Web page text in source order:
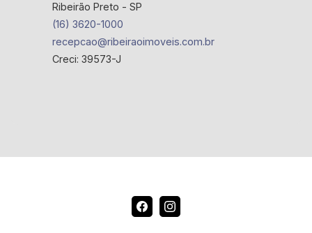
Ribeirão Preto - SP
(16) 3620-1000
recepcao@ribeiraoimoveis.com.br
Creci: 39573-J